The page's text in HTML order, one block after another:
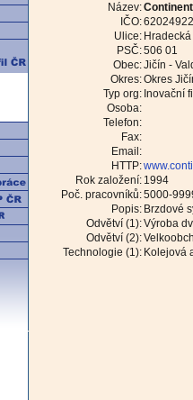
Název:
IČO:62024922
Ulice:
PSČ:506 01
Obec:Jičín -
Okres:Okres
Typ org: Inovační
Osoba:
Telefon:
Fax:
Email:
HTTP:
Rok založení: 1994
Poč. pracovníků:5000-
Popis: Brzdové
Odvětví (1):Výroba
Odvětví (2):
Technologie (1): Kolejová